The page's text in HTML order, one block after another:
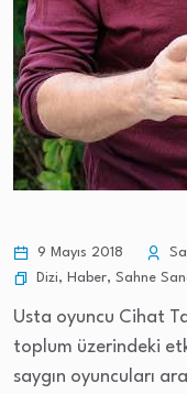
9 Mayıs 2018
Dizi, Haber, Sahne
Usta oyuncu Cihat
toplum üzerindeki
saygın oyuncuları